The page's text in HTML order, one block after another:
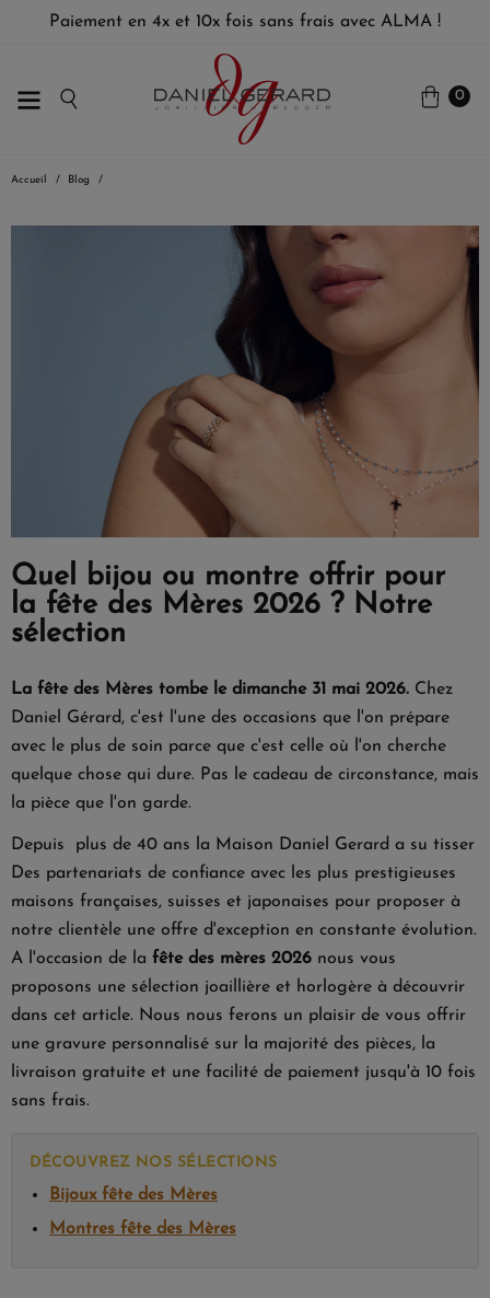
Paiement en 4x et 10x fois sans frais avec ALMA !
0
Accueil Blog
Quel bijou ou montre offrir pour
la fête des Mères 2026 ? Notre
sélection
La fête des Mères tombe le dimanche 31 mai 2026. Chez
Daniel Gérard, c'est l'une des occasions que l'on prépare
avec le plus de soin parce que c'est celle où l'on cherche
quelque chose qui dure. Pas le cadeau de circonstance, mais
la pièce que l'on garde.
Depuis plus de 40 ans la Maison Daniel Gerard a su tisser
Des partenariats de confiance avec les plus prestigieuses
maisons françaises, suisses et japonaises pour proposer à
notre clientèle une offre d'exception en constante évolution.
A l'occasion de la fête des mères 2026 nous vous
proposons une sélection joaillière et horlogère à découvrir
dans cet article. Nous nous ferons un plaisir de vous offrir
une gravure personnalisé sur la majorité des pièces, la
livraison gratuite et une facilité de paiement jusqu'à 10 fois
sans frais.
DÉCOUVREZ NOS SÉLECTIONS
Bijoux fête des Mères
Montres fête des Mères